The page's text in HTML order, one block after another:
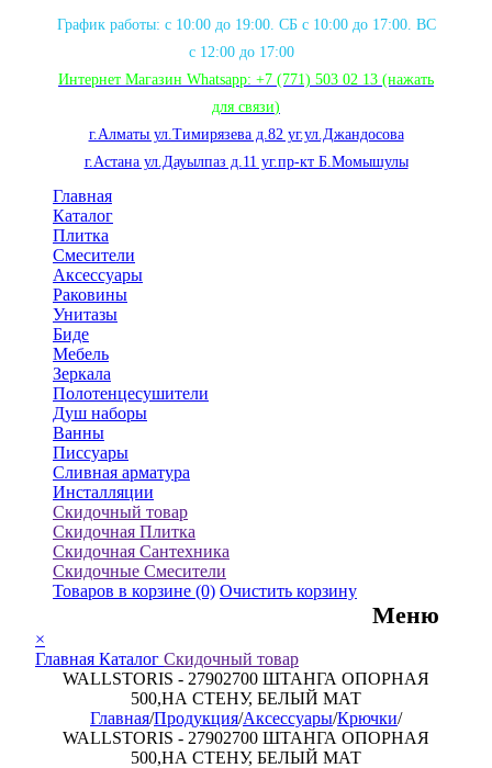
График работы: с 10:00 до 19:00. СБ с 10:00 до 17:00. ВС
с 12:00 до 17:00
Интернет Магазин Whatsapp: +7 (771) 503 02 13 (нажать
для связи)
г.Алматы ул.Тимирязева д.82 уг.ул.Джандосова
г.Астана ул.Дауылпаз д.11 уг.пр-кт Б.Момышулы
Главная
Каталог
Плитка
Смесители
Аксессуары
Раковины
Унитазы
Биде
Мебель
Зеркала
Полотенцесушители
Душ наборы
Ванны
Писсуары
Сливная арматура
Инсталляции
Скидочный товар
Скидочная Плитка
Скидочная Сантехника
Скидочные Смесители
Товаров в корзине (0) Очистить корзину
Меню
×
Главная Каталог Скидочный товар
WALLSTORIS - 27902700 ШТАНГА ОПОРНАЯ
500,НА СТЕНУ, БЕЛЫЙ МАТ
Главная/Продукция/Аксессуары/Крючки/
WALLSTORIS - 27902700 ШТАНГА ОПОРНАЯ
500,НА СТЕНУ, БЕЛЫЙ МАТ